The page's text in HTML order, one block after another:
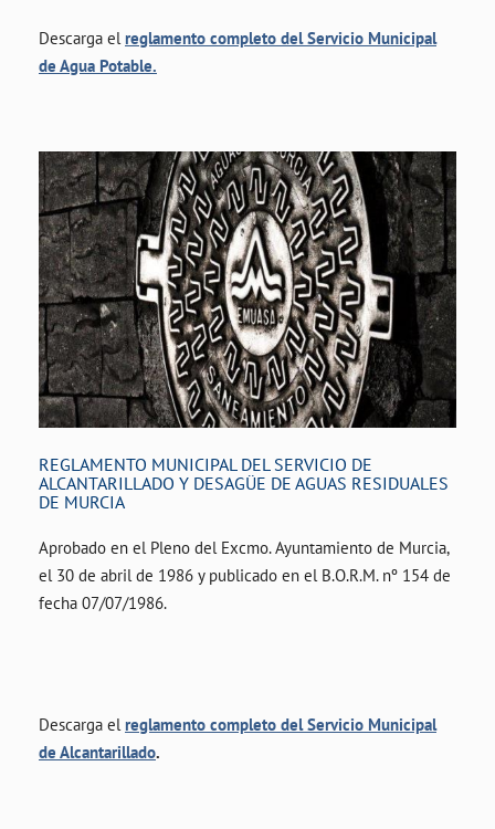
Descarga elreglamento completo del Servicio Municipal
de Agua Potable.
REGLAMENTO MUNICIPAL DEL SERVICIO DE
ALCANTARILLADO Y DESAGÜE DE AGUAS RESIDUALES
DE MURCIA
Aprobado en el Pleno del Excmo. Ayuntamiento de Murcia,
el 30 de abril de 1986 y publicado en el B.O.R.M. nº 154 de
fecha 07/07/1986.
Descarga el reglamento completo del Servicio Municipal
de Alcantarillado.